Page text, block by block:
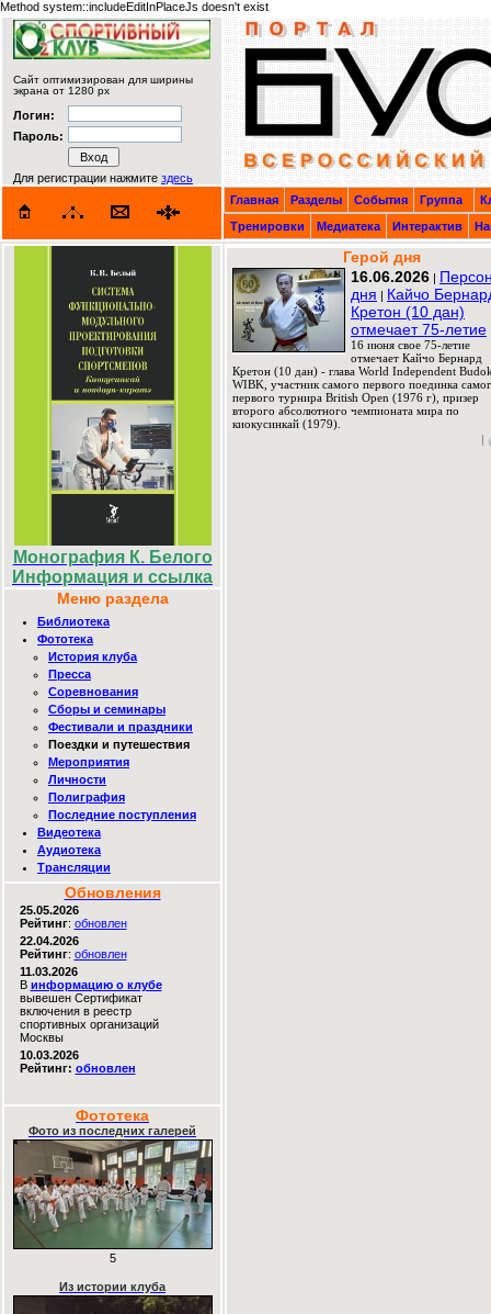
Method system::includeEditInPlaceJs doesn't exist
Сайт оптимизирован для ширины
экрана от 1280 px
Логин:
Пароль:
Для регистрации нажмите здесь
Главная
Разделы События Группа
Тренировки
Медиатека Интерактив
Монография К. Белого
Информация и ссылка
Меню раздела
Библиотека
Фототека
История клуба
Пресса
Соревнования
Сборы и семинары
Фестивали и праздники
Поездки и путешествия
Мероприятия
Личности
Полиграфия
Последние поступления
Видеотека
Аудиотека
Трансляции
Обновления
25.05.2026
Рейтинг: обновлен
22.04.2026
Рейтинг: обновлен
11.03.2026
В информацию о клубе
вывешен Сертификат
включения в реестр
спортивных организаций
Москвы
10.03.2026
Рейтинг: обновлен
Фототека
Фото из последних галерей
5
Из истории клуба
Герой дня
16.06.2026 |
дня | Кайчо
Кретон (10 дан)
отмечает 75-летие
16 июня свое 75-летие
отмечает Кайчо Бернард
Кретон (10 дан) - глава World Independent
WIBK, участник самого первого поединка
первого турнира British Open (1976 г), призер
второго абсолютного чемпионата мира по
киокусинкай (1979).
|